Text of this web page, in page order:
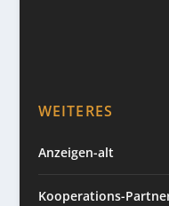
WEITERES
Anzeigen-alt
Kooperations-